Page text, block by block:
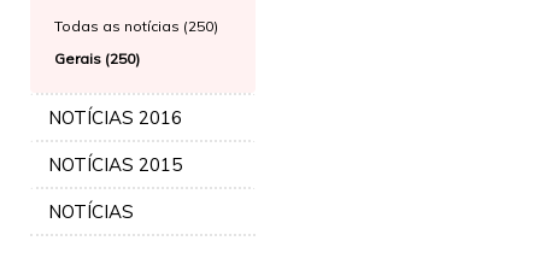
Todas as notícias (250)
Gerais (250)
NOTÍCIAS 2016
NOTÍCIAS 2015
NOTÍCIAS